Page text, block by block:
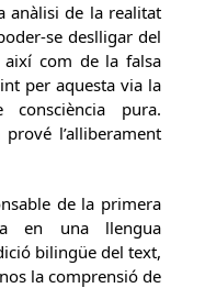
anàlisi de la realitat
se deslligar del
com de la falsa
per aquesta via la
consciència pura.
prové l’alliberament
de la primera
en una llengua
bilingüe del text,
la comprensió de